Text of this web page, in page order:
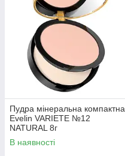
Пудра мінеральна компактна
Evelin VARIETE №12
NATURAL 8г
(5903416030980)
В наявності